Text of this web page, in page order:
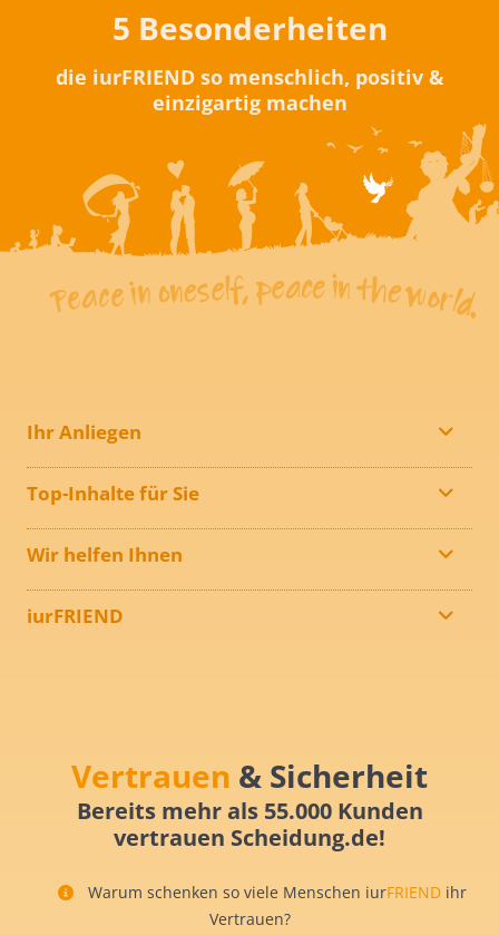
5 Besonderheiten
die iurFRIEND so menschlich, positiv &
einzigartig machen
Ihr Anliegen
Top-Inhalte für Sie
Wir helfen Ihnen
iurFRIEND
Vertrauen & Sicherheit
Bereits mehr als 55.000 Kunden
vertrauen Scheidung.de!
Warum schenken so viele Menschen iurFRIEND ihr
Vertrauen?